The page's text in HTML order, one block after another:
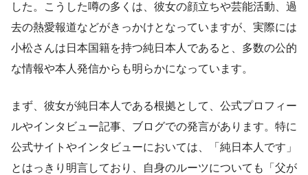
した。こうした噂の多くは、彼女の顔立ちや芸能活動、過
去の熱愛報道などがきっかけとなっていますが、実際には
小松さんは日本国籍を持つ純日本人であると、多数の公的
な情報や本人発信からも明らかになっています。
まず、彼女が純日本人である根拠として、公式プロフィー
ルやインタビュー記事、ブログでの発言があります。特に
公式サイトやインタビューにおいては、「純日本人です」
とはっきり明言しており、自身のルーツについても「父が